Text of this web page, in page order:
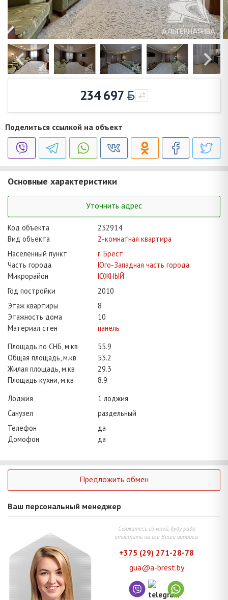
234 697
Поделиться ссылкой на объект
Основные характеристики
Уточнить адрес
Код объекта
232914
Вид объекта
2-комнатная квартира
Населенный пункт
г. Брест
Часть города
Юго-Западная часть города
Микрорайон
ЮЖНЫЙ
Год постройки
2010
Этаж квартиры
8
Этажность дома
10
Материал стен
панель
Площадь по СНБ, м.кв
55.9
Общая площадь, м.кв
53.2
Жилая площадь, м.кв
29.3
Площадь кухни, м.кв
8.9
Лоджия
1 лоджия
Санузел
раздельный
Телефон
да
Домофон
да
Предложить обмен
Ваш персональный менеджер
Свяжитесь со мной, буду рада
ответить на все Ваши вопросы
+375 (29) 271-28-78
gua@a-brest.by